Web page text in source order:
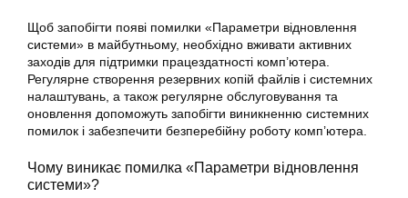
Щоб запобігти появі помилки «Параметри відновлення
системи» в майбутньому, необхідно вживати активних
заходів для підтримки працездатності комп’ютера.
Регулярне створення резервних копій файлів і системних
налаштувань, а також регулярне обслуговування та
оновлення допоможуть запобігти виникненню системних
помилок і забезпечити безперебійну роботу комп’ютера.
Чому виникає помилка «Параметри відновлення
системи»?